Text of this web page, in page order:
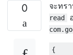
0 จะทร
read
{